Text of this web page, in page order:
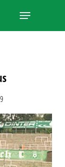
Menu
Close